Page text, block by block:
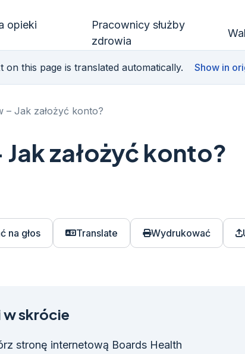
opieki
Pracownicy służby
zdrowia
on this page is translated automatically. Show in
– Jak założyć konto?
założyć konto?
na głos Translate Wydrukować
w skrócie
stronę internetową Boards Health